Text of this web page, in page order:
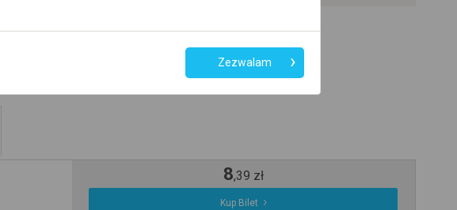
8,39 zł
Kup Bilet
Zezwalam